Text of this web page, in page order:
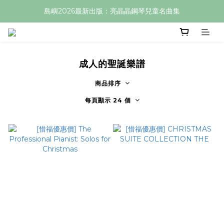
島嶼2026最新出版：亮晶晶鋼琴兒童名曲集
成人的聖誕樂譜
商品排序
每頁顯示 24 個